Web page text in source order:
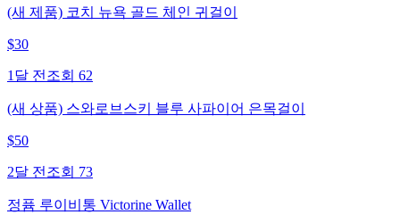
(새 제품) 코치 뉴욕 골드 체인 귀걸이
$30
1달 전 조회 62
(새 상품) 스와로브스키 블루 사파이어 은목걸이
$50
2달 전 조회 73
정퓸 루이비통 Victorine Wallet